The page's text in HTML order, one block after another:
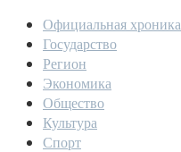
Официальная хроника
Государство
Регион
Экономика
Общество
Культура
Спорт